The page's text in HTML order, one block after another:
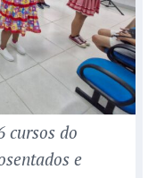
cursos do
e